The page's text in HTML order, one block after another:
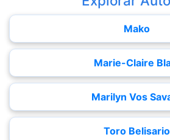
Mako
Marie-Claire
Marilyn Vos
Toro Belisario